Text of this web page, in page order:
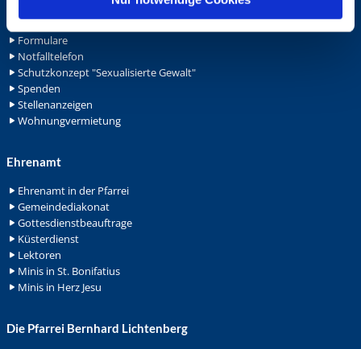
Archiv
Formulare
Notfalltelefon
Schutzkonzept "Sexualisierte Gewalt"
Spenden
Stellenanzeigen
Wohnungvermietung
Ehrenamt
Ehrenamt in der Pfarrei
Gemeindediakonat
Gottesdienstbeauftrage
Küsterdienst
Lektoren
Minis in St. Bonifatius
Minis in Herz Jesu
Die Pfarrei Bernhard Lichtenberg